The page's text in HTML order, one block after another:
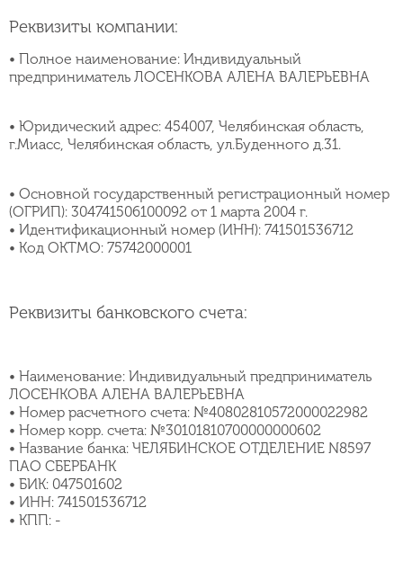
Реквизиты компании:
• Полное наименование: Индивидуальный
предприниматель ЛОСЕНКОВА АЛЕНА ВАЛЕРЬЕВНА
• Юридический адрес: 454007, Челябинская область,
г.Миасс, Челябинская область, ул.Буденного д.31.
• Основной государственный регистрационный номер
(ОГРИП): 304741506100092 от 1 марта 2004 г.
• Идентификационный номер (ИНН): 741501536712
• Код ОКТМО: 75742000001
Реквизиты банковского счета:
• Наименование: Индивидуальный предприниматель
ЛОСЕНКОВА АЛЕНА ВАЛЕРЬЕВНА
• Номер расчетного счета: №40802810572000022982
• Номер корр. счета: №30101810700000000602
• Название банка: ЧЕЛЯБИНСКОЕ ОТДЕЛЕНИЕ N8597
ПАО СБЕРБАНК
• БИК: 047501602
• ИНН: 741501536712
• КПП: -